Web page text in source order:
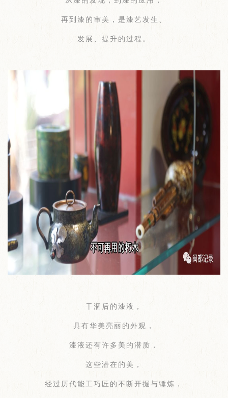
再到漆的审美，是漆艺发生、
发展、提升的过程。
干涸后的漆液，
具有华美亮丽的外观，
漆液还有许多美的潜质，
这些潜在的美，
经过历代能工巧匠的不断开掘与锤炼，